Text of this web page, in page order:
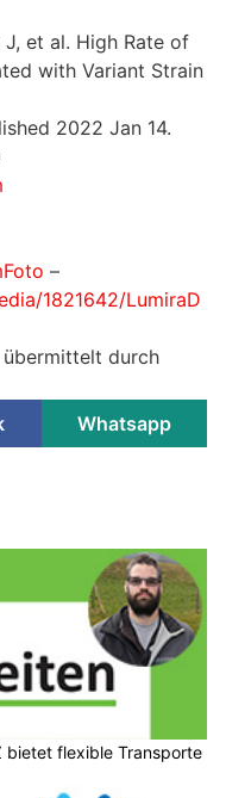
J, et al. High Rate of
with Variant Strain
2022 Jan 14.
–
1821642/LumiraD
durch
Whatsapp
bietet flexible Transporte